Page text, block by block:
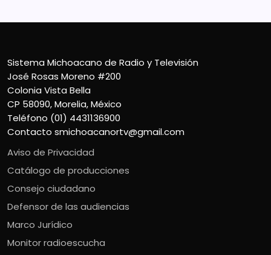
Sistema Michoacano de Radio y Televisión
José Rosas Moreno #200
Colonia Vista Bella
CP 58090, Morelia, México
Teléfono (01) 4431136900
Contacto smichoacanortv@gmail.com
Aviso de Privacidad
Catálogo de producciones
Consejo ciudadano
Defensor de las audiencias
Marco Jurídico
Monitor radioescucha